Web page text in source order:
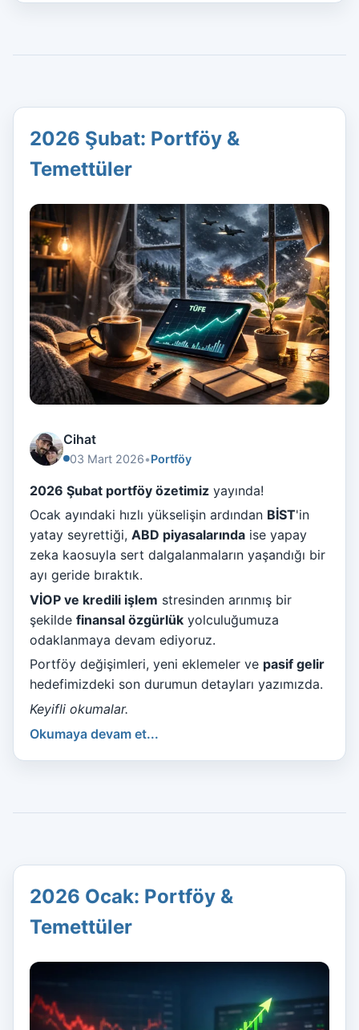
2026 Şubat: Portföy &
Temettüler
Cihat
03 Mart 2026•Portföy
2026 Şubat portföy özetimiz yayında!
Ocak ayındaki hızlı yükselişin ardından BİST'in
yatay seyrettiği, ABD piyasalarında ise yapay
zeka kaosuyla sert dalgalanmaların yaşandığı bir
ayı geride bıraktık.
VİOP ve kredili işlem stresinden arınmış bir
şekilde finansal özgürlük yolculuğumuza
odaklanmaya devam ediyoruz.
Portföy değişimleri, yeni eklemeler ve pasif gelir
hedefimizdeki son durumun detayları yazımızda.
Keyifli okumalar.
Okumaya devam et...
2026 Ocak: Portföy &
Temettüler